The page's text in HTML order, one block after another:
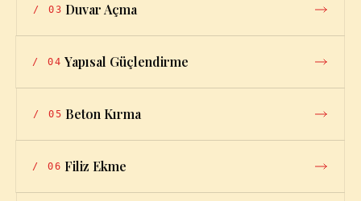
/ 03 Duvar Açma
/ 04 Yapısal Güçlendirme
/ 05 Beton Kırma
/ 06 Filiz Ekme